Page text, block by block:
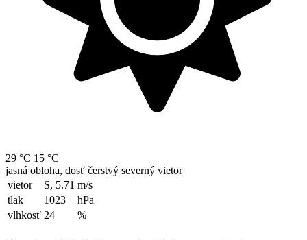
29 °C 15 °C
jasná obloha, dosť čerstvý severný vietor
vietor
S, 5.71 m/s
tlak
1023
hPa
vlhkosť 24 %